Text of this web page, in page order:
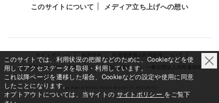
このサイトについて メディア立ち上げへの想い
サイトポリシー 利用規約
特定商取引法に基づく表示について
Deep Edge 一般社団法人共同通信社
Copy Right © KYODO NEWS All RIGHTS RESERVED.
このサイトでは、利用状況の把握などのために、Cookieなどを使
用してアクセスデータを取得・利用しています。
これ以降ページを遷移した場合、Cookieなどの設定や使用に同意
したことになります。
オプトアウトについては、当サイトの サイトポリシー をご覧下